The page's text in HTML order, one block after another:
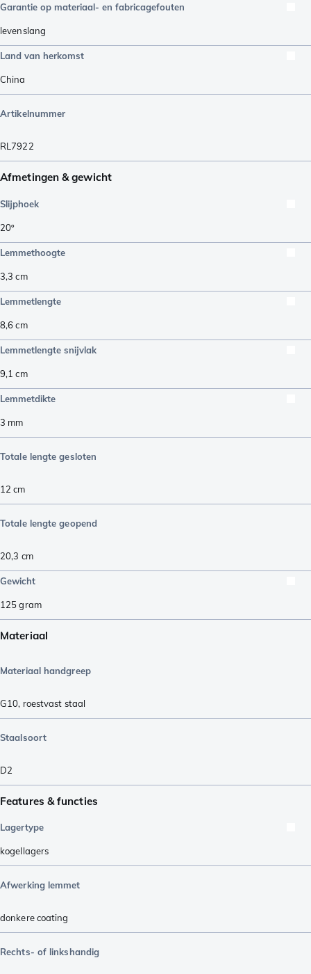
Garantie op materiaal- en fabricagefouten
levenslang
Land van herkomst
China
Artikelnummer
RL7922
Afmetingen & gewicht
Slijphoek
20º
Lemmethoogte
3,3 cm
Lemmetlengte
8,6cm
Lemmetlengte snijvlak
9,1 cm
Lemmetdikte
3 mm
Totale lengte gesloten
12 cm
Totale lengte geopend
20,3 cm
Gewicht
125gram
Materiaal
Materiaal handgreep
G10, roestvast staal
Staalsoort
D2
Features & functies
Lagertype
kogellagers
Afwerking lemmet
donkere coating
Rechts- of linkshandig